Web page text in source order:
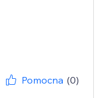
Pomocna (0)